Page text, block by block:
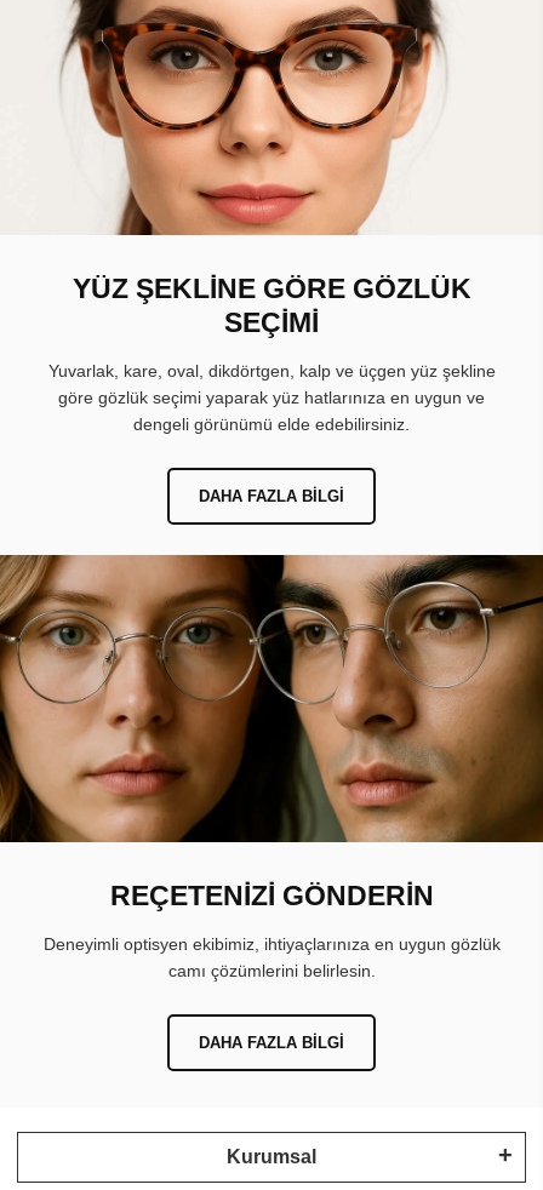
YÜZ ŞEKLİNE GÖRE GÖZLÜK
SEÇİMİ
Yuvarlak, kare, oval, dikdörtgen, kalp ve üçgen yüz şekline
göre gözlük seçimi yaparak yüz hatlarınıza en uygun ve
dengeli görünümü elde edebilirsiniz.
DAHA FAZLA BILGI
REÇETENİZİ GÖNDERİN
Deneyimli optisyen ekibimiz, ihtiyaçlarınıza en uygun gözlük
camı çözümlerini belirlesin.
DAHA FAZLA BILGI
Kurumsal